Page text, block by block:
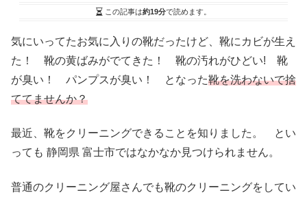
この記事は約19分で読めます。
気にいってたお気に入りの靴だったけど、靴にカビが生え
た！ 靴の黄ばみがでてきた！ 靴の汚れがひどい! 靴
が臭い！ パンプスが臭い！ となった靴を洗わないで捨
ててませんか？
最近、靴をクリーニングできることを知りました。 とい
っても 静岡県 富士市ではなかなか見つけられません。
普通のクリーニング屋さんでも靴のクリーニングをしてい